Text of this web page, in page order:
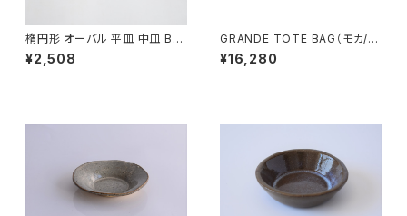
楕円形 オーバル 平皿 中皿 BS
P090
¥2,508
GRANDE TOTE BAG（モカ/ベ
ージュ）
¥16,280